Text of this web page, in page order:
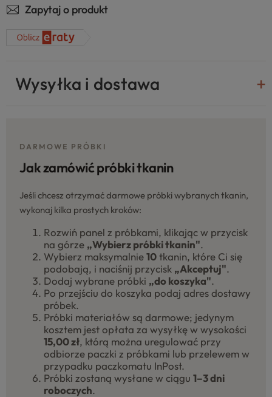
Zapytaj o produkt
Wysyłka i dostawa
DARMOWE PRÓBKI
Jak zamówić próbki tkanin
Jeśli chcesz otrzymać darmowe próbki wybranych tkanin,
wykonaj kilka prostych kroków:
Rozwiń panel z próbkami, klikając w przycisk
na górze „Wybierz próbki tkanin".
Wybierz maksymalnie10tkanin, które Ci się
podobają, i naciśnij przycisk „Akceptuj".
Dodaj wybrane próbki „do koszyka".
Po przejściu do koszyka podaj adres dostawy
próbek.
Próbki materiałów są darmowe; jedynym
kosztem jest opłata za wysyłkę w wysokości
15,00 zł, którą można uregulować przy
odbiorze paczki z próbkami lub przelewem w
przypadku paczkomatu InPost.
Próbki zostaną wysłane w ciągu1–3 dni
roboczych.